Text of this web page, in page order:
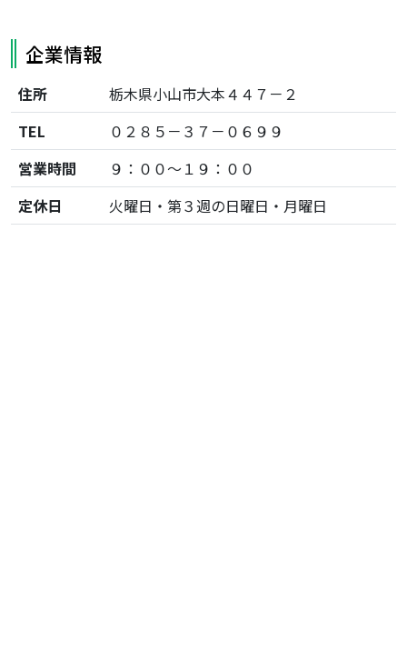
企業情報
住所
栃木県小山市大本４４７－２
TEL
０２８５－３７－０６９９
営業時間
９：００～１９：００
定休日
火曜日・第３週の日曜日・月曜日